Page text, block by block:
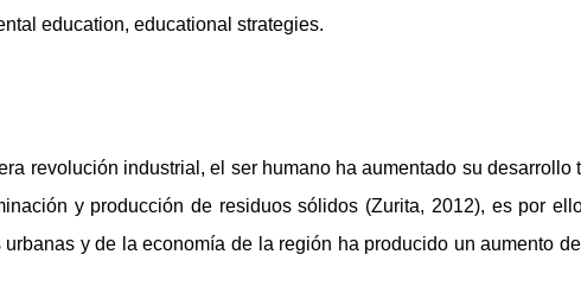
education, educational strategies.
revolución industrial, el ser humano ha aumentado su
y producción de residuos sólidos (Zurita, 2012), es por
y de la economía de la región ha producido un aumento